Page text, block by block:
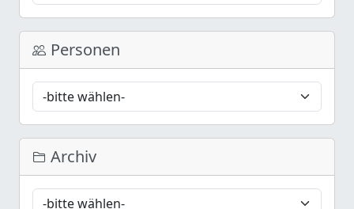
Personen
Archiv